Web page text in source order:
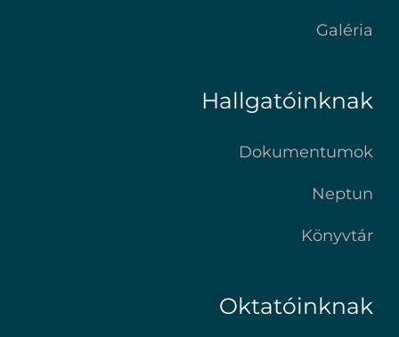
Galéria
Hallgatóinknak
Dokumentumok
Neptun
Könyvtár
Oktatóinknak